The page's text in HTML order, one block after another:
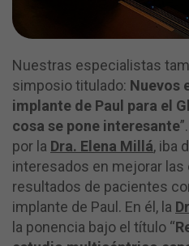
Nuestras especialistas
simposio titulado: Nuevos
implante de Paul para el
cosa se pone interesante
por la Dra. Elena Millá, iba
interesados en mejorar las
resultados de pacientes
implante de Paul. En él, la
la ponencia bajo el título “